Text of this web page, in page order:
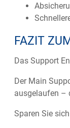
FAZIT
Das Support
Der Main
ausgelaufen –
Sparen Sie